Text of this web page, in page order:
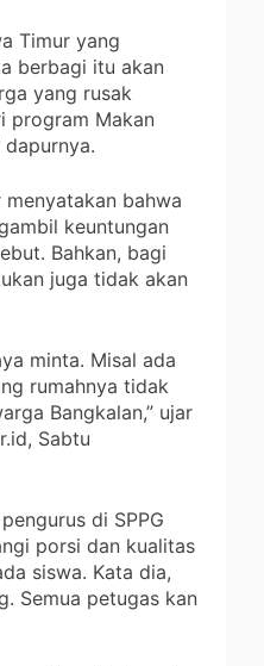
Timur yang
berbagi itu akan
yang rusak
program Makan
bahwa
keuntungan
Bahkan, bagi
juga tidak akan
minta. Misal ada
rumahnya tidak
Bangkalan,” ujar
Sabtu
di SPPG
porsi dan kualitas
siswa. Kata dia,
Semua petugas kan